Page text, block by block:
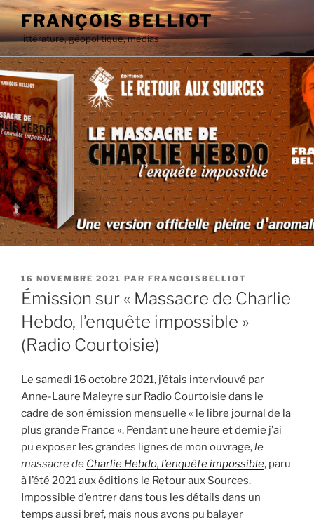
Aller
au
contenu
principal
FRANÇOIS BELLIOT
littérature, géopolitique, médias
PUBLIÉ
LE
16 NOVEMBRE 2021 PAR FRANCOISBELLIOT
Émission sur « Massacre de Charlie
Hebdo, l’enquête impossible »
(Radio Courtoisie)
Le samedi 16 octobre 2021, j’étais interviouvé par
Anne-Laure Maleyre sur Radio Courtoisie dans le
cadre de son émission mensuelle « le libre journal de la
plus grande France ». Pendant une heure et demie j’ai
pu exposer les grandes lignes de mon ouvrage,le
massacre de Charlie Hebdo, l’enquête impossible, paru
à l’été 2021 aux éditions le Retour aux Sources.
Impossible d’entrer dans tous les détails dans un
temps aussi bref, mais nous avons pu balayer